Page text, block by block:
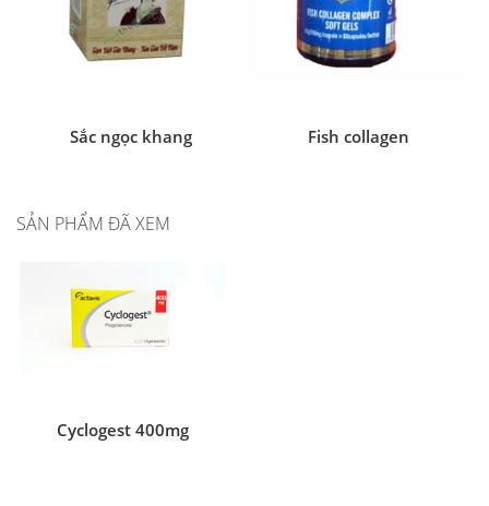
Sắc ngọc khang Fish collagen
SẢN PHẨM ĐÃ XEM
Cyclogest 400mg